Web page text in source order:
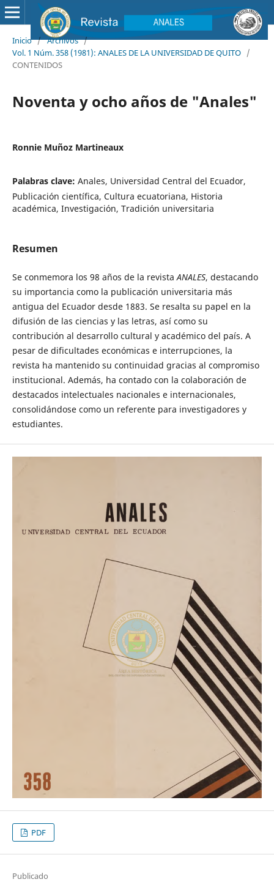
Inicio / Archivos /
Vol. 1 Núm. 358 (1981): ANALES DE LA UNIVERSIDAD DE QUITO /
CONTENIDOS
Noventa y ocho años de "Anales"
Ronnie Muñoz Martineaux
Palabras clave: Anales, Universidad Central del Ecuador,
Publicación científica, Cultura ecuatoriana, Historia
académica, Investigación, Tradición universitaria
Resumen
Se conmemora los 98 años de la revistaANALES, destacando
su importancia como la publicación universitaria más
antigua del Ecuador desde 1883. Se resalta su papel en la
difusión de las ciencias y las letras, así como su
contribución al desarrollo cultural y académico del país. A
pesar de dificultades económicas e interrupciones, la
revista ha mantenido su continuidad gracias al compromiso
institucional. Además, ha contado con la colaboración de
destacados intelectuales nacionales e internacionales,
consolidándose como un referente para investigadores y
estudiantes.
PDF
Publicado